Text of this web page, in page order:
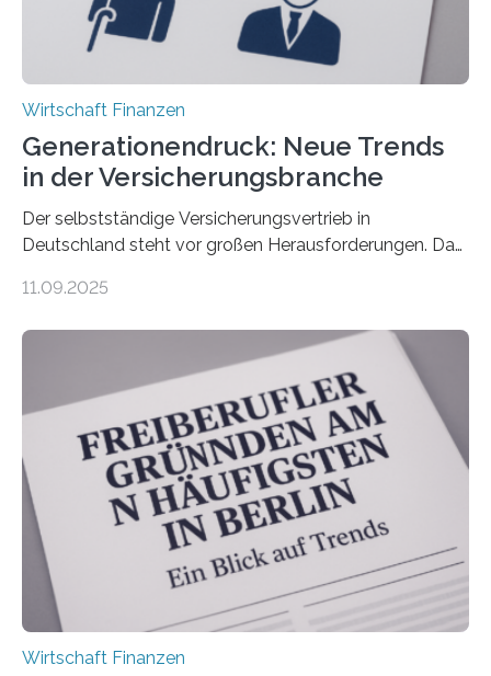
Wirtschaft Finanzen
Generationendruck: Neue Trends
in der Versicherungsbranche
Der selbstständige Versicherungsvertrieb in
Deutschland steht vor großen Herausforderungen. Das
Dr. Matthias Beenken und Prof. Dr. Lukas Linnenbrink
Bundesverbands Deutscher Versicherungskaufleute e.V.
durchgeführt haben. Die Studie basiert auf den
Antworten von 1.440 selbstständigen
Versicherungsvertreter*innen und -makler*innen. Ein
Ergebnis: Deutlich mehr als die Hälfte der Befragten ist
über 50 Jahre alt und wird in den nächsten Jahren eine
Nachfolgeregelung benötigen. Aber nur ein Drittel hat
bereits Regelungen…
11.09.2025
Wirtschaft Finanzen